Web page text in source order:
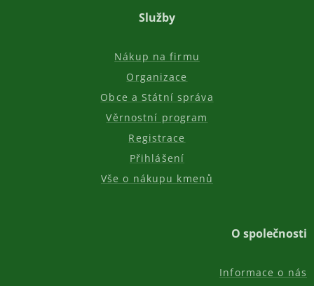
Služby
Nákup na firmu
Organizace
Obce a Státní správa
Věrnostní program
Registrace
Přihlášení
Vše o nákupu kmenů
O společnosti
Informace o nás